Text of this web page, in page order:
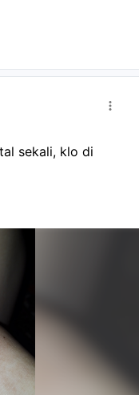
persalinan
jangan tunggu
lendir darah,
Segera ke
sekali, klo di